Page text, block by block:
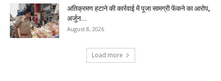
अतिक्रमण हटाने की कार्रवाई में पूजा सामग्री फेंकने का आरोप,
अर्जुन...
August 8, 2026
Load more